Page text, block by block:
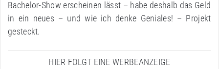
Bachelor-Show erscheinen lässt – habe deshalb das Geld
in ein neues – und wie ich denke Geniales! – Projekt
gesteckt.
HIER FOLGT EINE WERBEANZEIGE